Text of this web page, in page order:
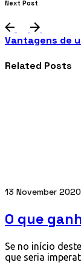
Next Post
Vantagens de
Related Posts
13 November 2020
O que
Se no início
que seria